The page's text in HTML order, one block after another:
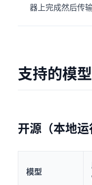
器上完成然后传输
支持的模型
开源（本地运
模型